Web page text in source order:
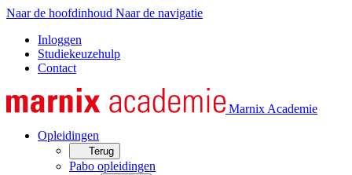
Naar de hoofdinhoud Naar de navigatie
Inloggen
Studiekeuzehulp
Contact
Marnix Academie
Opleidingen
Terug
Pabo opleidingen